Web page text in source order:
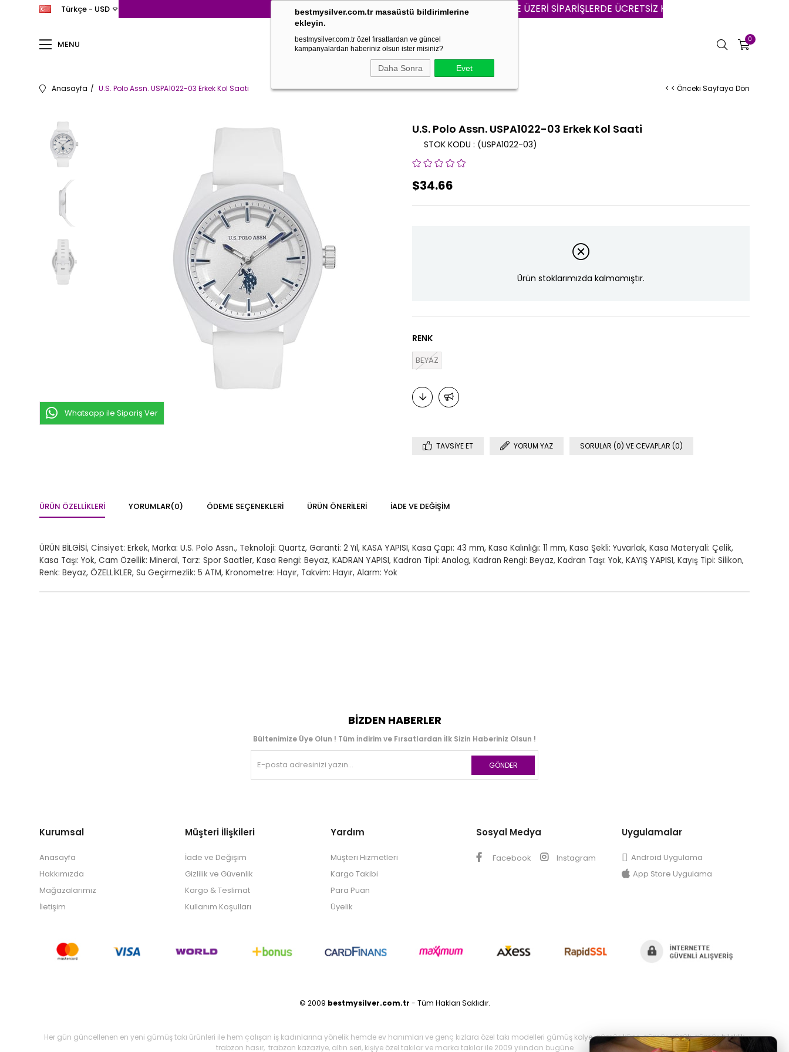
bestmysilver.com.tr masaüstü bildirimlerine
ekleyin.
bestmysilver.com.tr özel fırsatlardan ve güncel
kampanyalardan haberiniz olsun ister misiniz?
Daha Sonra Evet
3000₺ VE ÜZERİ SİPARİŞLERDE ÜCRETSİZ KARGO | VADE FARKSIZ 3 AYA
MENU
Türkçe - USD
0
Anasayfa U.S. Polo Assn. USPA1022-03 Erkek Kol Saati < < Önceki Sayfaya Dön
Whatsapp ile Sipariş Ver
U.S. Polo Assn. USPA1022-03 Erkek Kol Saati
(USPA1022-03)
STOK KODU
$34.66
Ürün stoklarımızda kalmamıştır.
RENK
BEYAZ
TAVSIYE ET YORUM YAZ SORULAR (0) VE CEVAPLAR (0)
ÜRÜN ÖZELLIKLERI YORUMLAR(0) ÖDEME SEÇENEKLERI ÜRÜN ÖNERILERI İADE VE DEĞIŞIM
ÜRÜN BİLGİSİ,Cinsiyet: Erkek,Marka: U.S. Polo Assn., Teknoloji: Quartz,Garanti: 2 Yıl,KASA YAPISI,Kasa Çapı: 43 mm,Kasa Kalınlığı: 11 mm,Kasa Şekli: Yuvarlak,Kasa Materyali: Çelik,
Kasa Taşı: Yok,Cam Özellik: Mineral, Tarz: Spor Saatler,Kasa Rengi: Beyaz,KADRAN YAPISI,Kadran Tipi: Analog,Kadran Rengi: Beyaz,Kadran Taşı: Yok,KAYIŞ YAPISI,Kayış Tipi: Silikon,
Renk: Beyaz,ÖZELLİKLER,Su Geçirmezlik: 5 ATM,Kronometre: Hayır, Takvim: Hayır,Alarm: Yok
BIZDEN HABERLER
Bültenimize Üye Olun ! Tüm İndirim ve Fırsatlardan İlk Sizin Haberiniz Olsun !
GÖNDER
Kurumsal
Anasayfa
Hakkımızda
Mağazalarımız
İletişim
Müşteri İlişkileri
İade ve Değişim
Gizlilik ve Güvenlik
Kargo & Teslimat
Kullanım Koşulları
Yardım
Müşteri Hizmetleri
Kargo Takibi
Para Puan
Üyelik
Sosyal Medya
Facebook Instagram
Uygulamalar
Android Uygulama
App Store Uygulama
© 2009 bestmysilver.com.tr - Tüm Hakları Saklıdır.
Her gün güncellenen en yeni gümüş takı ürünleri ile hem çalışan iş kadınlarına yönelik hemde ev hanımları ve genç kızlara özel takı modelleri gümüş kolye, gümüş küpe, gümüş yüzük, gümüş bileklik,
trabzon hasır, trabzon kazaziye, altın seri, kişiye özel takılar ve marka takılar ile 2009 yılından bugüne